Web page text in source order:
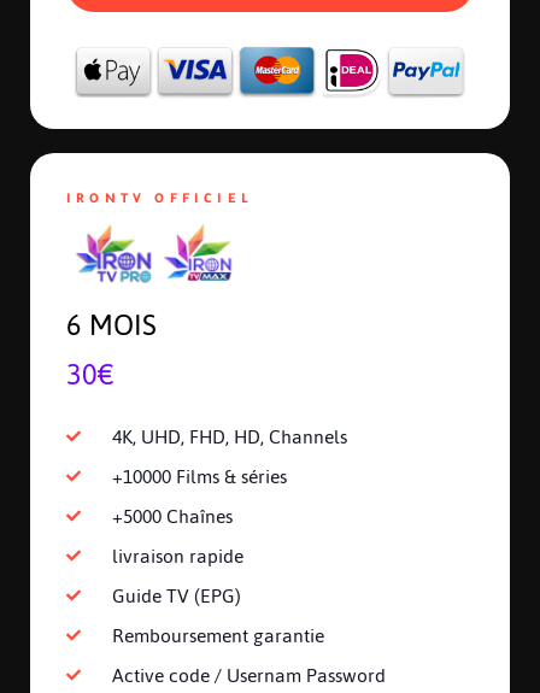
IRONTV OFFICIEL
6 MOIS
30€
4K, UHD, FHD, HD, Channels
+10000 Films & séries
+5000 Chaînes
livraison rapide
Guide TV (EPG)
Remboursement garantie
Active code / Usernam Password